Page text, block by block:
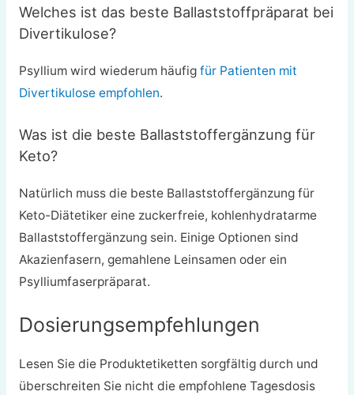
Welches ist das beste Ballaststoffpräparat bei
Divertikulose?
Psyllium wird wiederum häufig für Patienten mit
Divertikulose empfohlen.
Was ist die beste Ballaststoffergänzung für
Keto?
Natürlich muss die beste Ballaststoffergänzung für
Keto-Diätetiker eine zuckerfreie, kohlenhydratarme
Ballaststoffergänzung sein. Einige Optionen sind
Akazienfasern, gemahlene Leinsamen oder ein
Psylliumfaserpräparat.
Dosierungsempfehlungen
Lesen Sie die Produktetiketten sorgfältig durch und
überschreiten Sie nicht die empfohlene Tagesdosis